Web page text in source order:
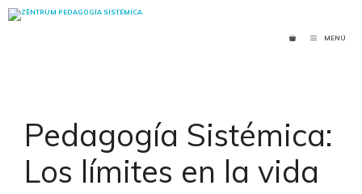
Saltar
al
MENÚ
Pedagogía Sistémica:
Los límites en la vida